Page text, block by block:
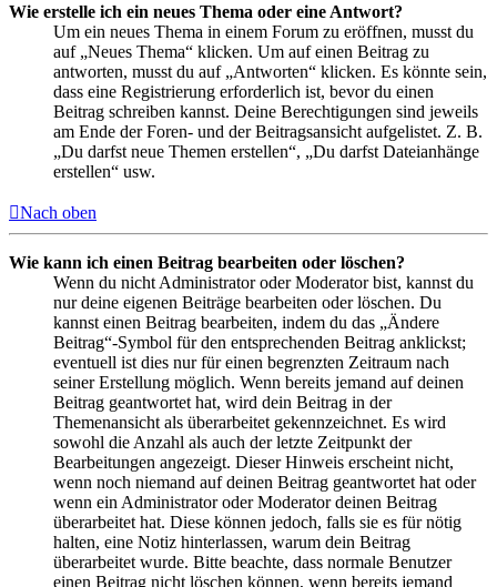
Wie erstelle ich ein neues Thema oder eine Antwort?
Um ein neues Thema in einem Forum zu eröffnen, musst du
auf „Neues Thema“ klicken. Um auf einen Beitrag zu
antworten, musst du auf „Antworten“ klicken. Es könnte sein,
dass eine Registrierung erforderlich ist, bevor du einen
Beitrag schreiben kannst. Deine Berechtigungen sind jeweils
am Ende der Foren- und der Beitragsansicht aufgelistet. Z. B.
„Du darfst neue Themen erstellen“, „Du darfst Dateianhänge
erstellen“ usw.
Nach oben
Wie kann ich einen Beitrag bearbeiten oder löschen?
Wenn du nicht Administrator oder Moderator bist, kannst du
nur deine eigenen Beiträge bearbeiten oder löschen. Du
kannst einen Beitrag bearbeiten, indem du das „Ändere
Beitrag“-Symbol für den entsprechenden Beitrag anklickst;
eventuell ist dies nur für einen begrenzten Zeitraum nach
seiner Erstellung möglich. Wenn bereits jemand auf deinen
Beitrag geantwortet hat, wird dein Beitrag in der
Themenansicht als überarbeitet gekennzeichnet. Es wird
sowohl die Anzahl als auch der letzte Zeitpunkt der
Bearbeitungen angezeigt. Dieser Hinweis erscheint nicht,
wenn noch niemand auf deinen Beitrag geantwortet hat oder
wenn ein Administrator oder Moderator deinen Beitrag
überarbeitet hat. Diese können jedoch, falls sie es für nötig
halten, eine Notiz hinterlassen, warum dein Beitrag
überarbeitet wurde. Bitte beachte, dass normale Benutzer
einen Beitrag nicht löschen können, wenn bereits jemand